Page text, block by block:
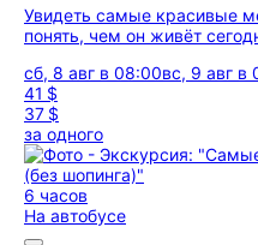
Увидеть самые красивые
понять, чем он живёт
сб, 8 авг в 08:00вс, 9 авг в
41 $
37 $
за одного
6 часов
На автобусе